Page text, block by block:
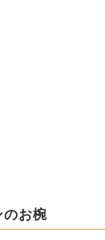
のお椀